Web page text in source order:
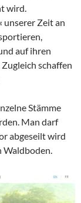
wird.
unserer Zeit an
auf ihren
schaffen
Stämme
Man darf
abgeseilt wird
Waldboden.